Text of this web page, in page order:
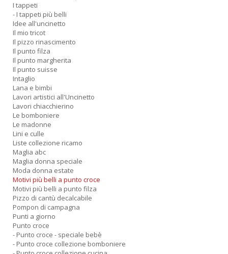
I tappeti
- I tappeti più belli
Idee all'uncinetto
Il mio tricot
Il pizzo rinascimento
Il punto filza
Il punto margherita
Il punto suisse
Intaglio
Lana e bimbi
Lavori artistici all'Uncinetto
Lavori chiacchierino
Le bomboniere
Le madonne
Lini e culle
Liste collezione ricamo
Maglia abc
Maglia donna speciale
Moda donna estate
Motivi più belli a punto croce
Motivi più belli a punto filza
Pizzo di cantù decalcabile
Pompon di campagna
Punti a giorno
Punto croce
- Punto croce - speciale bebè
- Punto croce collezione bomboniere